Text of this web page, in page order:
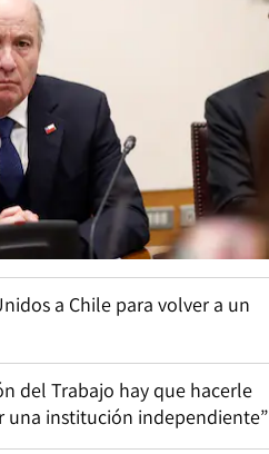
a Chile para volver a un
del Trabajo hay que hacerle
una institución independiente”